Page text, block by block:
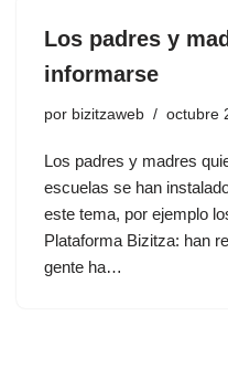
Los padres y
informarse
por bizitzaweb octubre
Los padres y madres
escuelas se han
este tema, por ejemplo
Plataforma Bizitza: han
gente ha…